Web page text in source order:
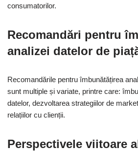
consumatorilor.
Recomandări pentru
analizei datelor de
Recomandările pentru îmbunătățirea
sunt multiple și variate, printre care:
datelor, dezvoltarea strategiilor de
relațiilor cu clienții.
Perspectivele viitoare